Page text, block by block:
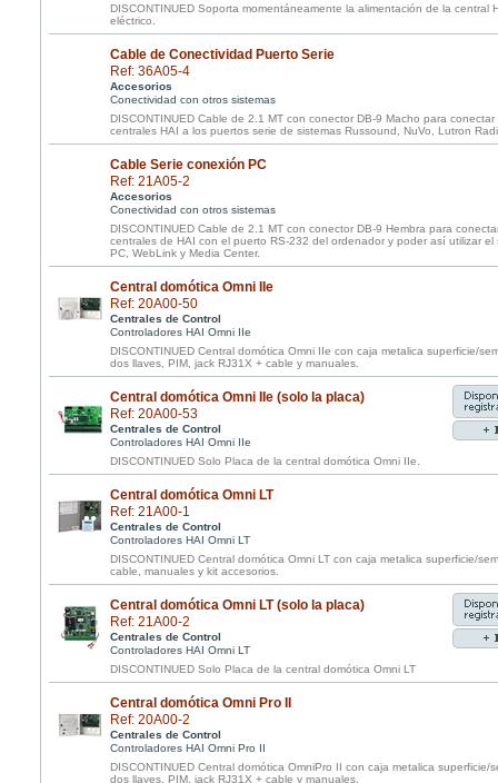
DISCONTINUED Soporta momentáneamente la alimentación de la central
eléctrico.
Cable de Conectividad Puerto Serie
Ref: 36A05-4
Accesorios
Conectividad con otros sistemas
DISCONTINUED Cable de 2.1 MT con conector DB-9 Macho para
centrales HAI a los puertos serie de sistemas Russound, NuVo, Lutron
Cable Serie conexión PC
Ref: 21A05-2
Accesorios
Conectividad con otros sistemas
DISCONTINUED Cable de 2.1 MT con conector DB-9 Hembra para
centrales de HAI con el puerto RS-232 del ordenador y poder así utilizar el
PC, WebLink y Media Center.
Central domótica Omni IIe
Ref: 20A00-50
Centrales de Control
Controladores HAI Omni IIe
DISCONTINUED Central domótica Omni IIe con caja metalica superficie/
dos llaves, PIM, jack RJ31X + cable y manuales.
Central domótica Omni IIe (solo la placa)
Ref: 20A00-53
Centrales de Control
Controladores HAI Omni IIe
DISCONTINUED Solo Placa de la central domótica Omni IIe.
Central domótica Omni LT
Ref: 21A00-1
Centrales de Control
Controladores HAI Omni LT
DISCONTINUED Central domótica Omni LT con caja metalica superficie/
cable, manuales y kit accesorios.
Central domótica Omni LT (solo la placa)
Ref: 21A00-2
Centrales de Control
Controladores HAI Omni LT
DISCONTINUED Solo Placa de la central domótica Omni LT
Central domótica Omni Pro II
Ref: 20A00-2
Centrales de Control
Controladores HAI Omni Pro II
DISCONTINUED Central domótica OmniPro II con caja metalica superficie/
dos llaves, PIM, jack RJ31X + cable y manuales.